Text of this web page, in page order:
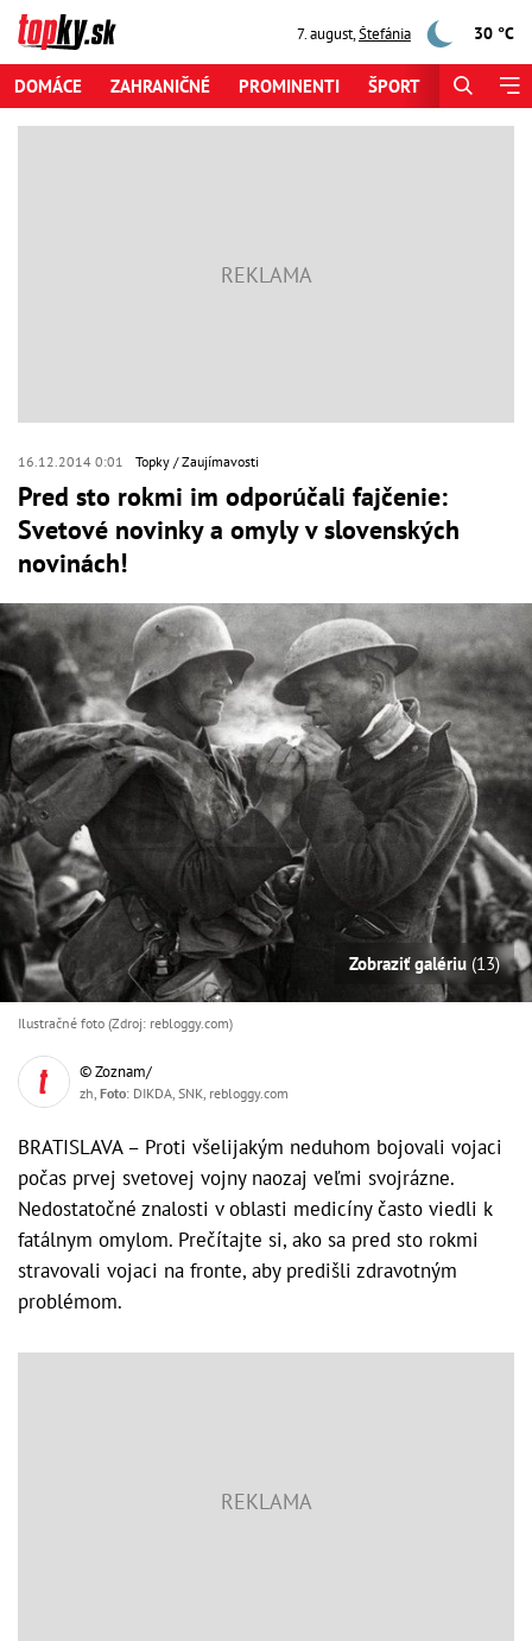
7. august,Štefánia 30 °C
DOMÁCE ZAHRANIČNÉ PROMINENTI ŠPORT
16.12.2014 0:01 Topky Zaujímavosti
Pred sto rokmi im odporúčali fajčenie:
Svetové novinky a omyly v slovenských
novinách!
Zobraziť galériu (13)
Ilustračné foto (Zdroj: rebloggy.com)
© Zoznam/
zh, Foto: DIKDA, SNK, rebloggy.com
BRATISLAVA – Proti všelijakým neduhom bojovali vojaci
počas prvej svetovej vojny naozaj veľmi svojrázne.
Nedostatočné znalosti v oblasti medicíny často viedli k
fatálnym omylom. Prečítajte si, ako sa pred sto rokmi
stravovali vojaci na fronte, aby predišli zdravotným
problémom.